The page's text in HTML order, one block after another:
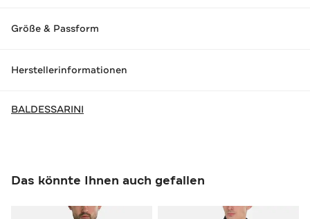
Größe & Passform
Herstellerinformationen
BALDESSARINI
Das könnte Ihnen auch gefallen